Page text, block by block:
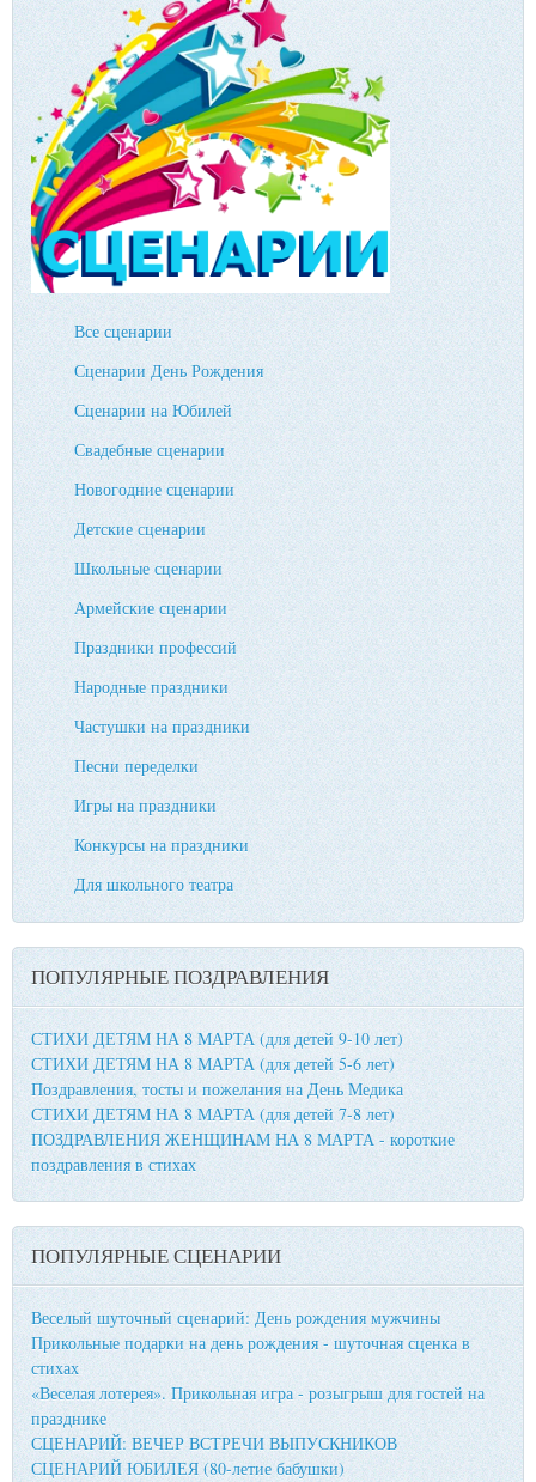
Все сценарии
Сценарии День Рождения
Сценарии на Юбилей
Свадебные сценарии
Новогодние сценарии
Детские сценарии
Школьные сценарии
Армейские сценарии
Праздники профессий
Народные праздники
Частушки на праздники
Песни переделки
Игры на праздники
Конкурсы на праздники
Для школьного театра
ПОПУЛЯРНЫЕ ПОЗДРАВЛЕНИЯ
СТИХИ ДЕТЯМ НА 8 МАРТА (для детей 9-10 лет)
СТИХИ ДЕТЯМ НА 8 МАРТА (для детей 5-6 лет)
Поздравления, тосты и пожелания на День Медика
СТИХИ ДЕТЯМ НА 8 МАРТА (для детей 7-8 лет)
ПОЗДРАВЛЕНИЯ ЖЕНЩИНАМ НА 8 МАРТА - короткие
поздравления в стихах
ПОПУЛЯРНЫЕ СЦЕНАРИИ
Веселый шуточный сценарий: День рождения мужчины
Прикольные подарки на день рождения - шуточная сценка в
стихах
«Веселая лотерея». Прикольная игра - розыгрыш для гостей на
празднике
СЦЕНАРИЙ: ВЕЧЕР ВСТРЕЧИ ВЫПУСКНИКОВ
СЦЕНАРИЙ ЮБИЛЕЯ (80-летие бабушки)